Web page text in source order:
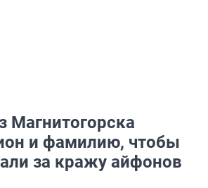
Магнитогорска
и фамилию, чтобы
за кражу айфонов